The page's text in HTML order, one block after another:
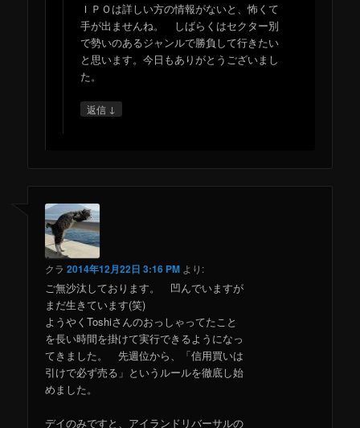
ＩＰＯは詳しい方の情報がないと、怖くて
手が出ませんね。 しばらくはセクター別
で勢いのあるジャンルで勝負して行きたい
と思います。今日もありがとうございまし
た。
返信 ↓
クラ 2014年12月22日 3:16 PM より:
ご無沙汰しております。 凹んでいますが
まだ生きています(笑)
ようやくToshiさんのおっしゃってたこと
を長い時間を掛けて実行できるようになっ
てきました。 先週位から、「信用買いは
引けで必ず売る」というルールを徹底し始
めました。
デイのみですと、アイランドリバーサルの